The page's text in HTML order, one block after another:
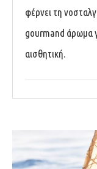
φέρνει τη
gourmand άρωμα
αισθητική.